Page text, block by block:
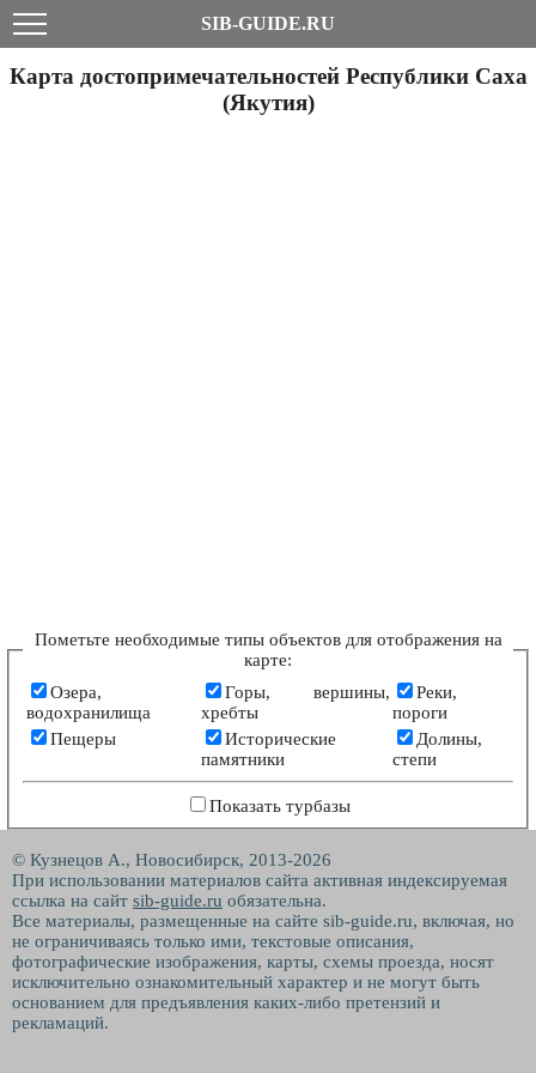
SIB-GUIDE.RU
Карта достопримечательностей Республики Саха
(Якутия)
Пометьте необходимые типы объектов для отображения на
карте:
Озера,
водохранилища
Горы, вершины,
хребты
Реки,
пороги
Пещеры
Исторические
памятники
Долины,
степи
Показать турбазы
© Кузнецов А., Новосибирск, 2013-2026
При использовании материалов сайта активная индексируемая
ссылка на сайт sib-guide.ru обязательна.
Все материалы, размещенные на сайте sib-guide.ru, включая, но
не ограничиваясь только ими, текстовые описания,
фотографические изображения, карты, схемы проезда, носят
исключительно ознакомительный характер и не могут быть
основанием для предъявления каких-либо претензий и
рекламаций.